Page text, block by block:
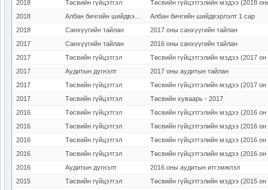
2018
Төсвийн гүйцэтгэл
Төсвийн гүйцэтгэлийн мэдээ (2018
2018
Албан бичгийн шийдвэрлэлт 1 сар
2018
Санхүүгийн тайлан
2017 оны санхүүгийн тайлан
2017
Санхүүгийн тайлан
2016 оны санхүүгийн тайлан
2017
Төсвийн гүйцэтгэл
Төсвийн гүйцэтгэлийн мэдээ (2017 он
2017
Аудитын дүгнэлт
2017 оны аудитын тайлан
2017
Төсвийн гүйцэтгэл
Төсвийн гүйцэтгэлийн мэдээ (2017 он
2017
Төсвийн гүйцэтгэл
Төсвийн хуваарь - 2017
2016
Төсвийн гүйцэтгэл
Төсвийн гүйцэтгэлийн мэдээ (2016 он
2016
Төсвийн гүйцэтгэл
Төсвийн гүйцэтгэлийн мэдээ (2016 он
2016
Төсвийн гүйцэтгэл
Төсвийн гүйцэтгэлийн мэдээ (2016 он
2016
Төсвийн гүйцэтгэл
Төсвийн гүйцэтгэлийн мэдээ (2016 он
2016
Аудитын дүгнэлт
2016 оны аудитын итгэмжлэл
2015
Төсвийн гүйцэтгэл
Төсвийн гүйцэтгэлийн мэдээ (2015 он